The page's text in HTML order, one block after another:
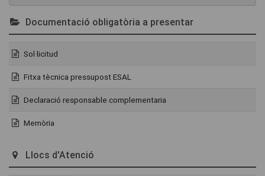
Documentació obligatòria a presentar
Sol·licitud
Fitxa tècnica pressupost ESAL
Declaració responsable complementaria
Memòria
Llocs d'Atenció